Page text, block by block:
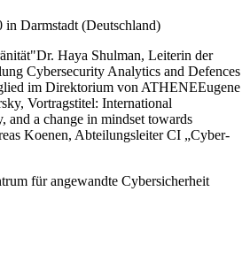
in Darmstadt (Deutschland)
Haya Shulman, Leiterin der
Cybersecurity Analytics and Defences
im Direktorium von ATHENEEugene
Vortragstitel: International
and a change in mindset towards
Koenen, Abteilungsleiter CI „Cyber-
für angewandte Cybersicherheit